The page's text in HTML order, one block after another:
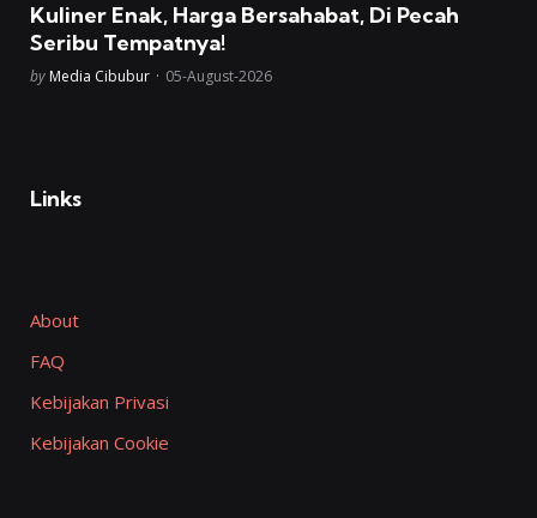
Kuliner Enak, Harga Bersahabat, Di Pecah
Seribu Tempatnya!
Posted
by Media Cibubur 05-August-2026
Links
About
FAQ
Kebijakan Privasi
Kebijakan Cookie